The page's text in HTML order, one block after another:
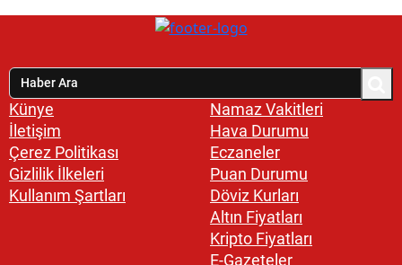
Künye
İletişim
Çerez Politikası
Gizlilik İlkeleri
Kullanım Şartları
Namaz Vakitleri
Hava Durumu
Eczaneler
Puan Durumu
Döviz Kurları
Altın Fiyatları
Kripto Fiyatları
E-Gazeteler